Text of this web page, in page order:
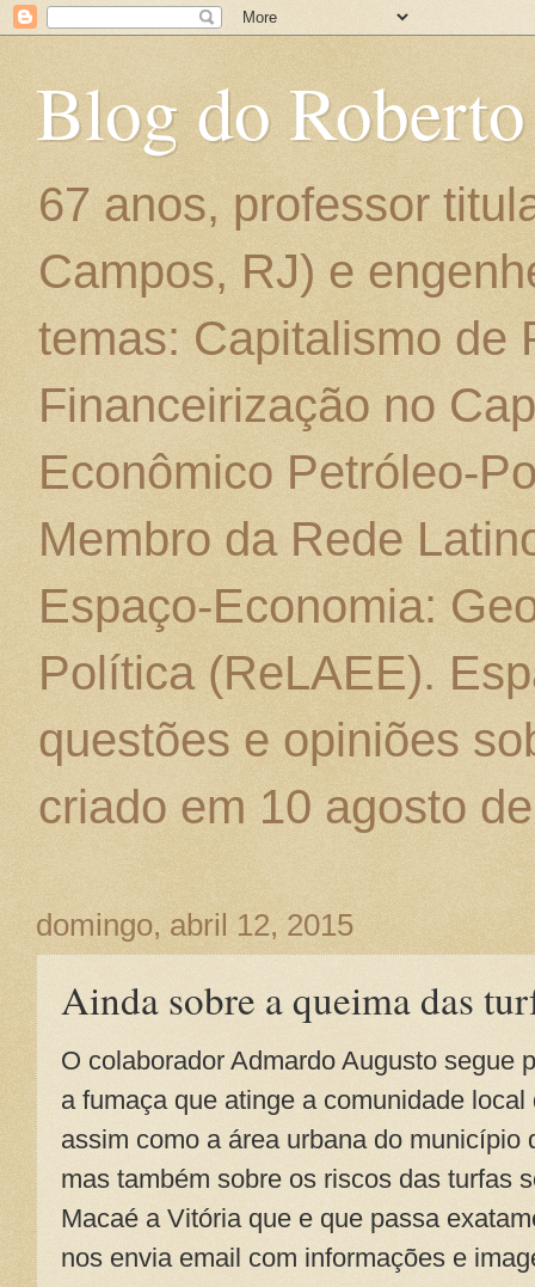
Blog do
67 anos, professor
Campos, RJ) e
temas: Capitalismo de
Financeirização no
Econômico Petróleo-
Membro da Rede
Espaço-Economia:
Política (ReLAEE).
questões e opiniões
criado em 10 agosto
domingo, abril 12, 2015
Ainda sobre a queima das
O colaborador Admardo Augusto segue
a fumaça que atinge a comunidade
assim como a área urbana do município
mas também sobre os riscos das turfas
Macaé a Vitória que e que passa
nos envia email com informações e